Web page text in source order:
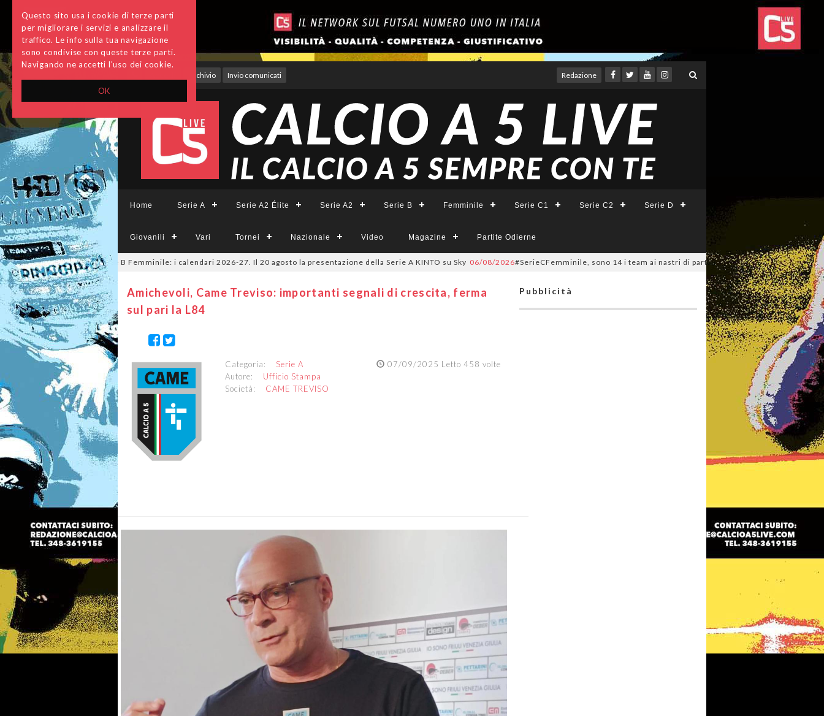
OK
Questo sito usa i cookie di terze parti
per migliorare i servizi e analizzare il
traffico. Le info sulla tua navigazione
sono condivise con queste terze parti.
Navigando ne accetti l'uso dei cookie.
Archivio Invio comunicati Redazione
Home Serie A Serie A2 Élite Serie A2 Serie B Femminile Serie C1 Serie C2 Serie D
Giovanili Vari Tornei Nazionale Video Magazine Partite Odierne
A2 Élite, A2, B e B Femminile: i calendari 2026-27. Il 20 agosto la presentazione della Serie A KINTO su Sky 06/08/2026#SerieCFemminile, sono 14 i team ai nastri di partenza: l'elenco delle partecipanti laziali
Amichevoli, Came Treviso: importanti segnali di crescita, ferma
sul pari la L84
07/09/2025 Letto 458 volte
Categoria: Serie A
Autore: Ufficio Stampa
Società: CAME TREVISO
Pubblicità